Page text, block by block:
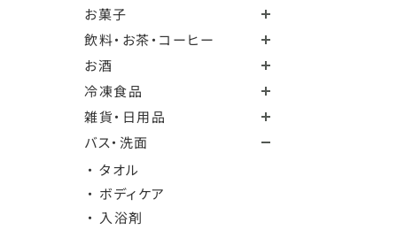
お菓子
飲料・お茶・コーヒー
お酒
冷凍食品
雑貨・日用品
バス・洗面
・ タオル
・ ボディケア
・ 入浴剤